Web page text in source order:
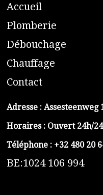
Accueil
​Plomberie
Débouchage
Chauffage
Contact
Adresse : Assesteenweg
Horaires : Ouvert 24h/24
Téléphone : +32 480 20
BE:1024 106 994